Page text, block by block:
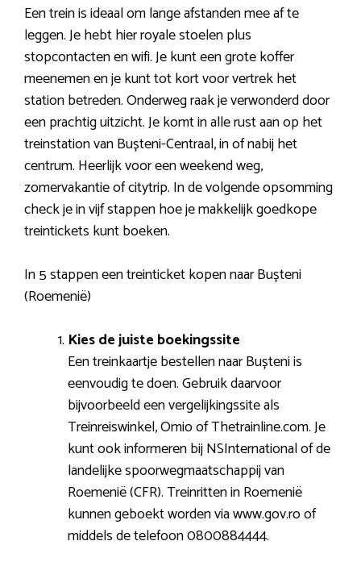
Een trein is ideaal om lange afstanden mee af te
leggen. Je hebt hier royale stoelen plus
stopcontacten en wifi. Je kunt een grote koffer
meenemen en je kunt tot kort voor vertrek het
station betreden. Onderweg raak je verwonderd door
een prachtig uitzicht. Je komt in alle rust aan op het
treinstation van Bușteni-Centraal, in of nabij het
centrum. Heerlijk voor een weekend weg,
zomervakantie of citytrip. In de volgende opsomming
check je in vijf stappen hoe je makkelijk goedkope
treintickets kunt boeken.
In 5 stappen een treinticket kopen naar Bușteni
(Roemenië)
Kies de juiste boekingssite
Een treinkaartje bestellen naar Bușteni is
eenvoudig te doen. Gebruik daarvoor
bijvoorbeeld een vergelijkingssite als
Treinreiswinkel, Omio of Thetrainline.com. Je
kunt ook informeren bij NSInternational of de
landelijke spoorwegmaatschappij van
Roemenië (CFR). Treinritten in Roemenië
kunnen geboekt worden via www.gov.ro of
middels de telefoon 0800884444.